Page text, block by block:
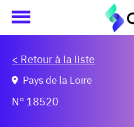
< Retour à la liste
N° 18520
Pays de la Loire